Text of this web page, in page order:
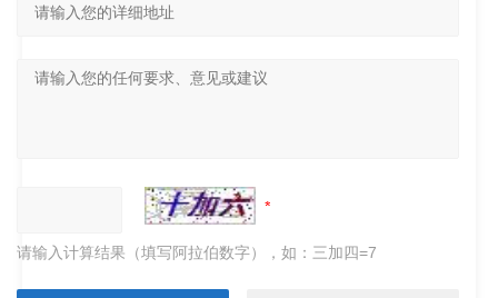
请输入计算结果（填写阿拉伯数字），如：三加四=7